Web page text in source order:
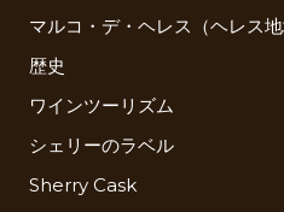
マルコ・デ・ヘレス（ヘレス地
歴史
ワインツーリズム
シェリーのラベル
Sherry Cask